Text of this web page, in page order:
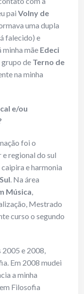
pai Volny de
uma dupla
falecido) e
minha mãe Edeci
grupo de Terno de
na minha
e/ou
foi o
regional do sul
e harmonia
. Na área
Música,
Mestrado
curso o segundo
2005 e 2008,
Em 2008 mudei
a minha
Filosofia